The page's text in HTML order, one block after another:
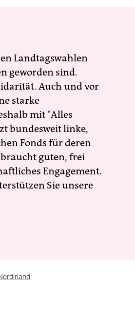
Landtagswahlen
geworden sind.
Auch und vor
starke
mit "Alles
bundesweit linke,
Fonds für deren
braucht guten, frei
Engagement.
Sie unsere